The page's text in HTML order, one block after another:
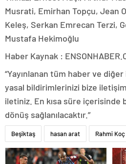
Musrati, Emirhan Topçu, Jean
Keleş, Serkan Emrecan Terzi,
Mustafa Hekimoğlu
Haber Kaynak :
“Yayınlanan tüm haber ve
yasal bildirimlerinizi bize
iletiniz. En kısa süre içerisinde
dönüş sağlanılacaktır.”
Beşiktaş hasan arat Rahmi Koç